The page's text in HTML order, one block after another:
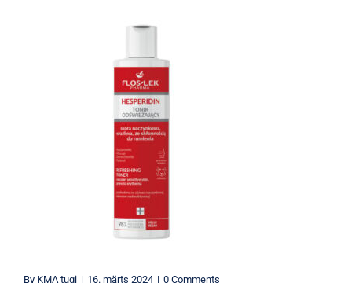
By KMA tugi | 16. märts 2024 | 0 Comments